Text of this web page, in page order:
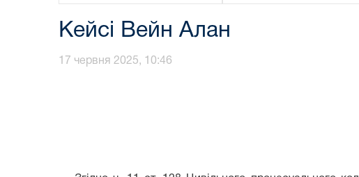
Кейсі Вейн Алан
17 червня 2025, 10:46